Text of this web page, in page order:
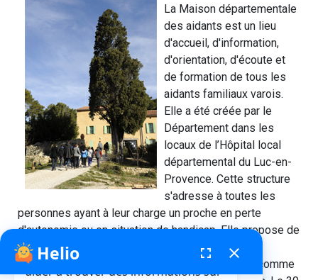
La Maison départementale
des aidants est un lieu
d'accueil, d'information,
d'orientation, d'écoute et
de formation de tous les
aidants familiaux varois.
Elle a été créée par le
Département dans les
locaux de l’Hôpital local
départemental du Luc-en-
Provence. Cette structure
s'adresse à toutes les
personnes ayant à leur charge un proche en perte
d'autonomie ou en situation de handicap. Elle propose de
nombreuses activités pour offrir à ces aidants un
accompagnement mais aussi un temps de répit, comme
Helio fenêtre de chatbot
fullscreen close
Bonjour, je suis Helio. Je peux vous
aider à trouver des informations sur